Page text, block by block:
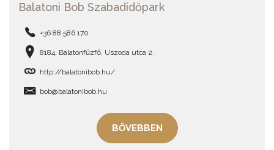
Balatoni Bob Szabadidőpark
+36 88 586 170
8184, Balatonfűzfő, Uszoda utca 2.
http://balatonibob.hu/
bob@balatonibob.hu
BŐVEBBEN